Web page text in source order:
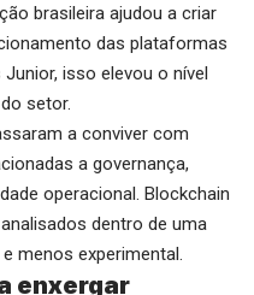
brasileira ajudou a criar
das plataformas
isso elevou o nível
setor.
a conviver com
a governança,
operacional. Blockchain
dentro de uma
menos experimental.
enxergar